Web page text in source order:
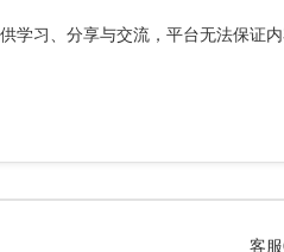
学习、分享与交流，平台无法保证
客